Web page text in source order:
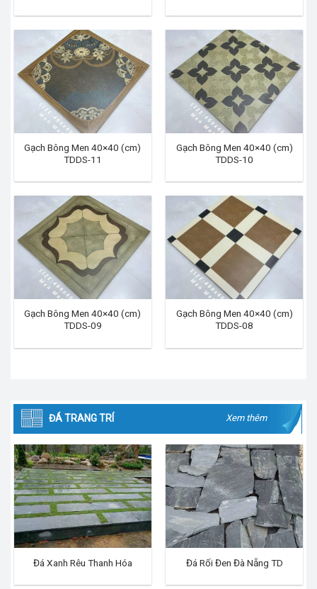
Gạch Bông Men 40×40 (cm)
TDDS-11
Gạch Bông Men 40×40 (cm)
TDDS-10
Gạch Bông Men 40×40 (cm)
TDDS-09
Gạch Bông Men 40×40 (cm)
TDDS-08
ĐÁ TRANG TRÍ Xem thêm
Đá Xanh Rêu Thanh Hóa Đá Rối Đen Đà Nẵng TD